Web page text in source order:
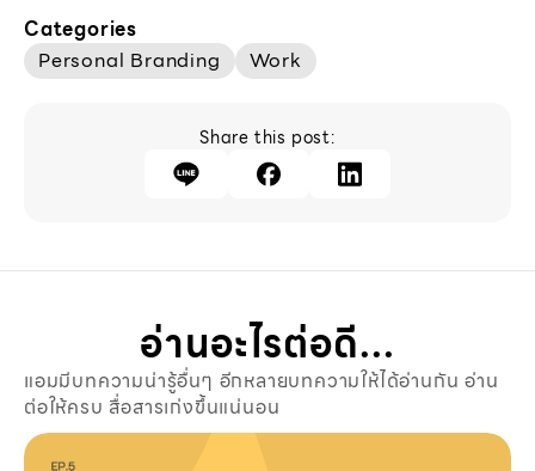
Categories
Personal Branding
Work
Share this post:
อ่านอะไรต่อดี...
แอมมีบทความน่ารู้อื่นๆ อีกหลายบทความให้ได้อ่านกัน อ่าน
ต่อให้ครบ สื่อสารเก่งขึ้นแน่นอน